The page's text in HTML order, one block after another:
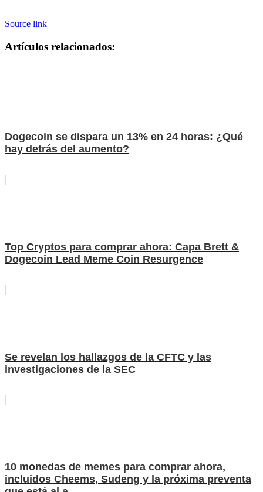
Source link
Artículos relacionados:
Dogecoin se dispara un 13% en 24 horas: ¿Qué
hay detrás del aumento?
Top Cryptos para comprar ahora: Capa Brett &
Dogecoin Lead Meme Coin Resurgence
Se revelan los hallazgos de la CFTC y las
investigaciones de la SEC
10 monedas de memes para comprar ahora,
incluidos Cheems, Sudeng y la próxima preventa